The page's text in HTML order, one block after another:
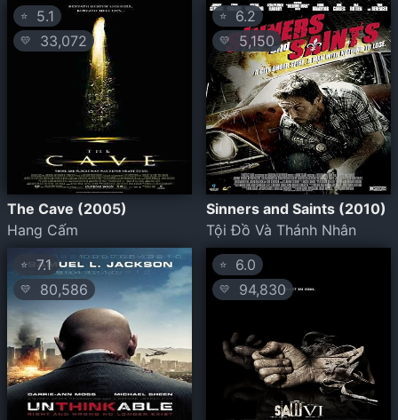
⭐ 5.1
💛 33,072
The Cave (2005)
Hang Cấm
⭐6.2
💛 5,150
Sinners and Saints (2010)
Tội Đồ Và Thánh Nhân
⭐ 7.1
💛 80,586
⭐ 6.0
💛 94,830